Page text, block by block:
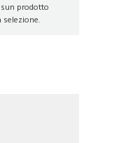
prodotto